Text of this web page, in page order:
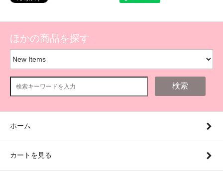
ほかの商品を探す
検索
ホーム
カートを見る